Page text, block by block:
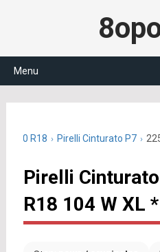
Menu
60 R18 Pirelli Cinturato P7
Pirelli
R18 104 W XL